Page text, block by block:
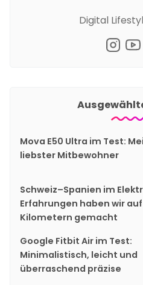
Digital
Mova E50 Ultra im Test:
liebster Mitbewohner
Schweiz–Spanien im
Erfahrungen haben wir
Kilometern gemacht
Google Fitbit Air im Test:
Minimalistisch, leicht und
überraschend präzise